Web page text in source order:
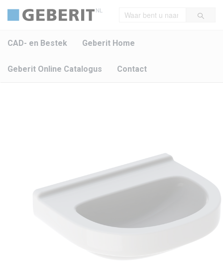
NL
CAD- en Bestek Geberit Home
Geberit Online Catalogus Contact